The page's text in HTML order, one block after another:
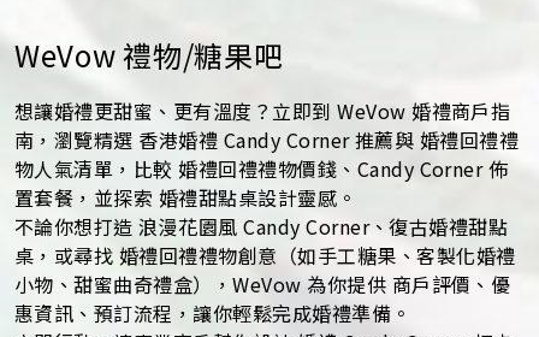
WeVow 禮物/糖果吧
想讓婚禮更甜蜜、更有溫度？立即到 WeVow 婚禮商戶指
南，瀏覽精選 香港婚禮 Candy Corner 推薦與 婚禮回禮禮
物人氣清單，比較 婚禮回禮禮物價錢、Candy Corner 佈
置套餐，並探索 婚禮甜點桌設計靈感。
不論你想打造 浪漫花園風 Candy Corner、復古婚禮甜點
桌，或尋找 婚禮回禮禮物創意（如手工糖果、客製化婚禮
小物、甜蜜曲奇禮盒），WeVow 為你提供 商戶評價、優
惠資訊、預訂流程，讓你輕鬆完成婚禮準備。